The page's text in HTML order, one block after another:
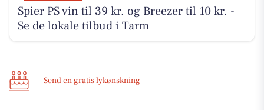
Spier PS vin til 39 kr. og Breezer til 10 kr. -
Se de lokale tilbud i Tarm
Send en gratis lykønskning